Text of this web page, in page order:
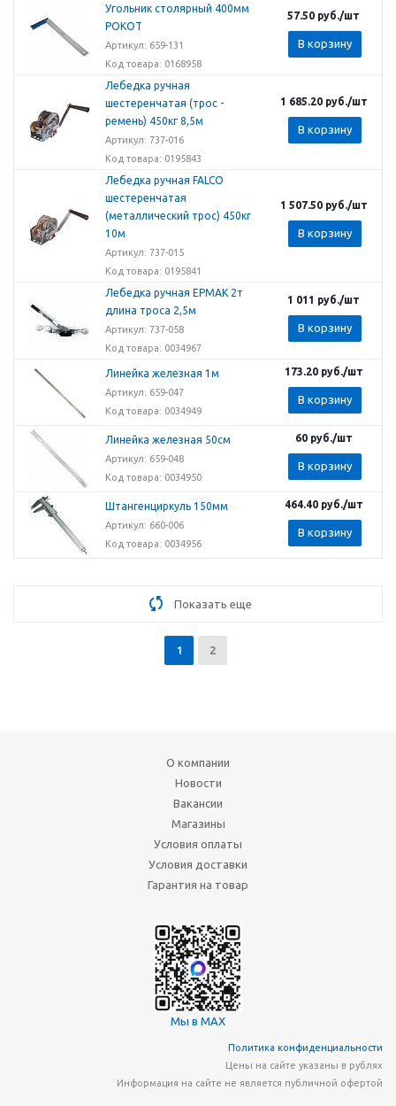
Угольник столярный 400мм
РОКОТ
Артикул: 659-131
Код товара: 0168958
57.50 руб./шт
В корзину
Лебедка ручная
шестеренчатая (трос -
ремень) 450кг 8,5м
Артикул: 737-016
Код товара: 0195843
1 685.20руб./шт
В корзину
Лебедка ручная FALCO
шестеренчатая
(металлический трос) 450кг
10м
Артикул: 737-015
Код товара: 0195841
1 507.50руб./шт
В корзину
Лебедка ручная ЕРМАК 2т
длина троса 2,5м
Артикул: 737-058
Код товара: 0034967
1 011 руб./шт
В корзину
Линейка железная 1м
Артикул: 659-047
Код товара: 0034949
173.20руб./шт
В корзину
Линейка железная 50см
Артикул: 659-048
Код товара: 0034950
60руб./шт
В корзину
Штангенциркуль 150мм
Артикул: 660-006
Код товара: 0034956
464.40руб./шт
В корзину
Показать еще
1 2
О компании
Новости
Вакансии
Магазины
Условия оплаты
Условия доставки
Гарантия на товар
Мы в MAX
Политика конфиденциальности
Цены на сайте указаны в рублях
Информация на сайте не является публичной офертой